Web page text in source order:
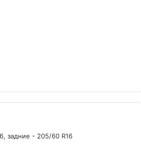
задние - 205/60 R16